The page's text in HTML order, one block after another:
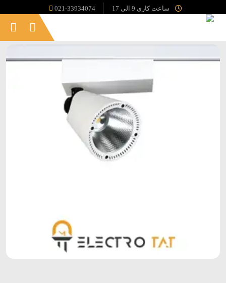
ساعت کاری 9 الی 17 021-33934074